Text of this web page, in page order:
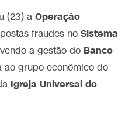
(23) aOperação
fraudes noSistema
a gestão do Banco
ao grupo econômico do
Igreja Universal do